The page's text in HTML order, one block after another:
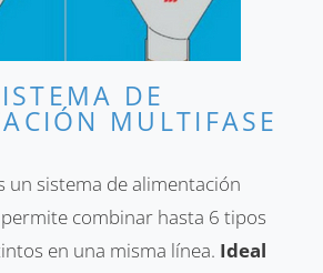
DE
MULTIFASE
un sistema de alimentación
combinar hasta 6 tipos
en una misma línea. Ideal